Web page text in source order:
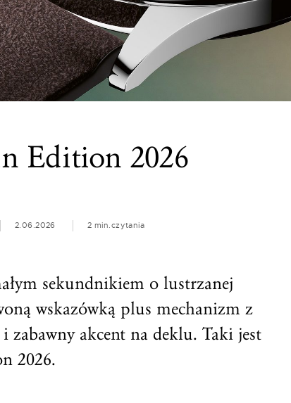
Edition 2026
2.06.2026 2 min.czytania
sekundnikiem o lustrzanej
wskazówką plus mechanizm z
zabawny akcent na deklu. Taki jest
2026.